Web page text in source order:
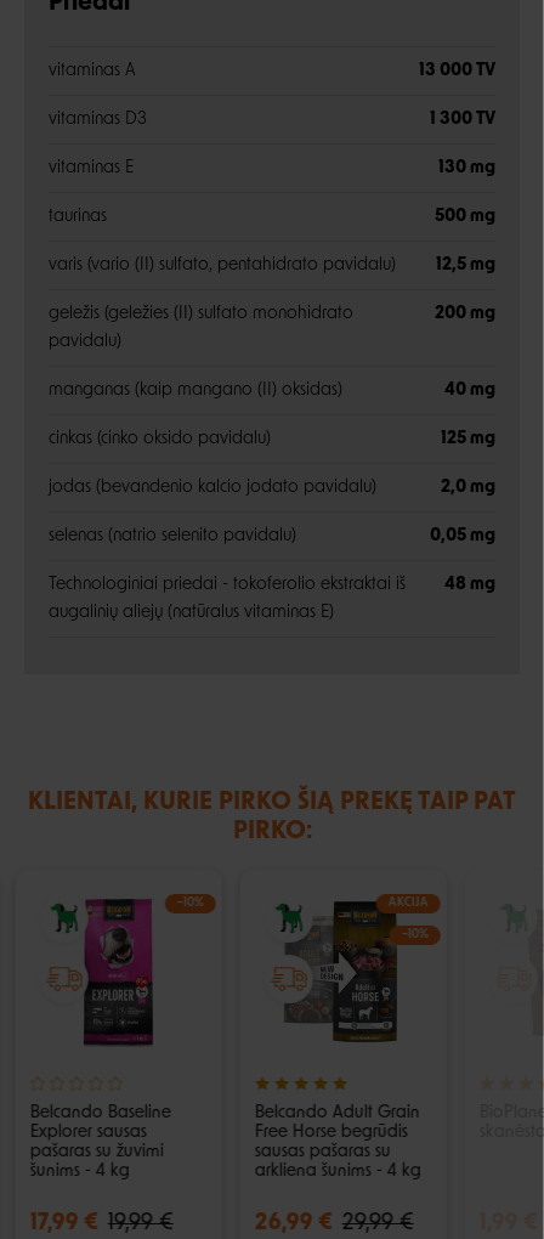
vitaminas A 13 000 TV
vitaminas D3 1 300 TV
vitaminas E 130 mg
taurinas 500 mg
varis (vario (II) sulfato, pentahidrato pavidalu) 12,5 mg
geležis (geležies (II) sulfato monohidrato
pavidalu)
200 mg
manganas (kaip mangano (II) oksidas) 40 mg
cinkas (cinko oksido pavidalu) 125 mg
jodas (bevandenio kalcio jodato pavidalu) 2,0 mg
selenas (natrio selenito pavidalu) 0,05 mg
Technologiniai priedai - tokoferolio ekstraktai iš
augalinių aliejų (natūralus vitaminas E)
48 mg
KLIENTAI, KURIE PIRKO ŠIĄ PREKĘ TAIP PAT
PIRKO:
−10%
Belcando Baseline
Explorer sausas
pašaras su žuvimi
šunims - 4 kg
17,99 € 19,99 €
AKCIJA
−10%
Belcando Adult Grain
Free Horse begrūdis
sausas pašaras su
arkliena šunims - 4 kg
26,99 € 29,99 €